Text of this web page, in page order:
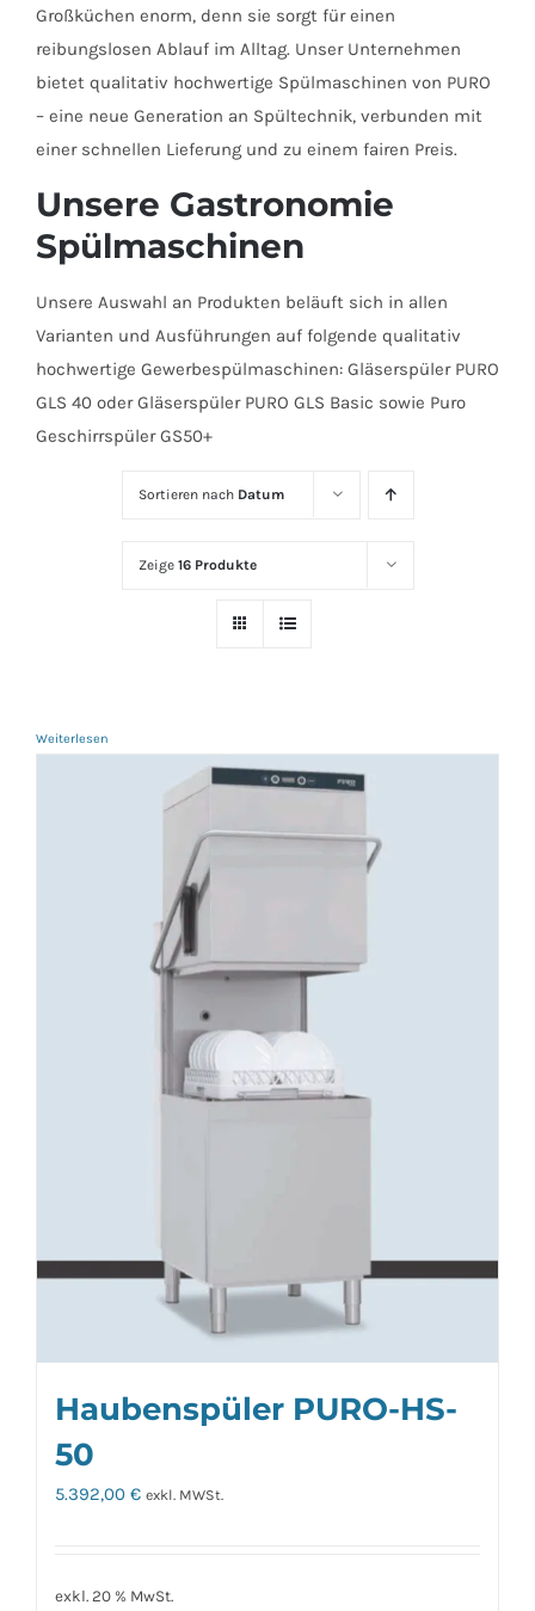
Großküchen enorm, denn sie sorgt für einen
reibungslosen Ablauf im Alltag. Unser Unternehmen
bietet qualitativ hochwertige Spülmaschinen von PURO
– eine neue Generation an Spültechnik, verbunden mit
einer schnellen Lieferung und zu einem fairen Preis.
Unsere Gastronomie
Spülmaschinen
Unsere Auswahl an Produkten beläuft sich in allen
Varianten und Ausführungen auf folgende qualitativ
hochwertige Gewerbespülmaschinen: Gläserspüler PURO
GLS 40 oder Gläserspüler PURO GLS Basic sowie Puro
Geschirrspüler GS50+
Sortieren nach Datum
Zeige 16 Produkte
Weiterlesen
Haubenspüler PURO-HS-
50
5.392,00 € exkl. MWSt.
exkl. 20 % MwSt.